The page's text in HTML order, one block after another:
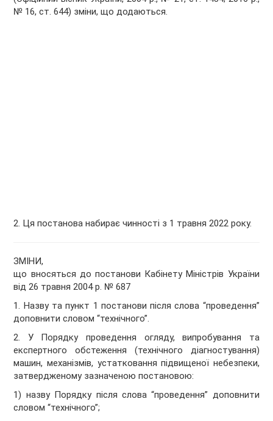
№ 16, ст. 644) зміни, що додаються.
2. Ця постанова набирає чинності з 1 травня 2022 року.
ЗМІНИ,
що вносяться до постанови Кабінету Міністрів України
від 26 травня 2004 р. № 687
1. Назву та пункт 1 постанови після слова “проведення”
доповнити словом “технічного”.
2. У Порядку проведення огляду, випробування та
експертного обстеження (технічного діагностування)
машин, механізмів, устатковання підвищеної небезпеки,
затвердженому зазначеною постановою:
1) назву Порядку після слова “проведення” доповнити
словом “технічного”;